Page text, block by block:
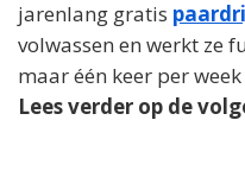
jarenlang gratis
volwassen en werkt ze
maar één keer per
Lees verder op de